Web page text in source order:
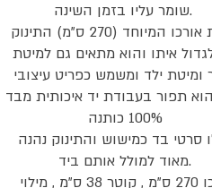
שומר עליו בזמן השינה.
100% כותנה
מאוד למולל אותם ביד.